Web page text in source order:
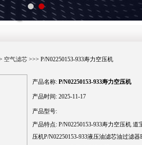
空气滤芯>>> P/N02250153-933寿力空压机
产品名称: P/N02250153-933寿力空压机
产品时间: 2025-11-17
产品型号:
产品特点: P/N02250153-933寿力空压机
压机P/N02250153-933液压油滤芯油过滤